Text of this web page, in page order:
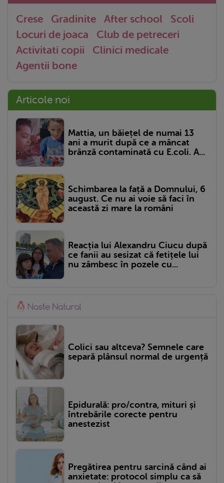
Crese Gradinite After school
Scoli
Locuri de joaca
Club de petreceri
Activitati copii
Clinici medicale
Agentii bone
Articole noi
Mattia, un băiețel de numai 13
ani a murit după ce a mâncat
brânză contaminată cu E.coli. A...
Schimbarea la față a Domnului, 6
august. Ce nu ai voie să faci în
această zi mare la români
Reacția lui Alexandru Ciucu după
ce fanii au sesizat că fetițele lui
nu zâmbesc în pozele cu...
Colici sau altceva? Semnele care
separă plânsul normal de urgență
Epidurală: pro/contra, mituri și
întrebările corecte pentru
anestezist
Pregătirea pentru sarcină când ai
anxietate: protocol simplu ca să